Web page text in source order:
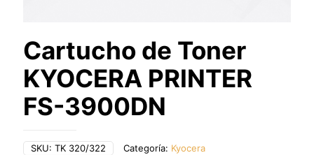
Cartucho de Toner
KYOCERA PRINTER
FS-3900DN
SKU: TK 320/322 Categoría: Kyocera